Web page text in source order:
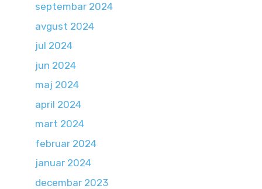
septembar 2024
avgust 2024
jul 2024
jun 2024
maj 2024
april 2024
mart 2024
februar 2024
januar 2024
decembar 2023